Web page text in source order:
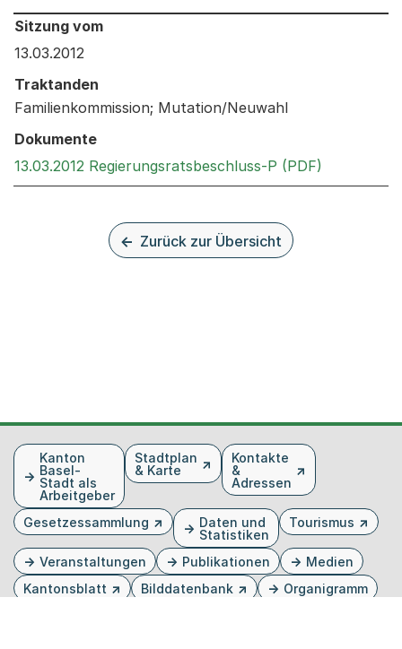
Behandelt an den folgenden Sitzungen: Informationen
Sitzung vom
13.03.2012
Traktanden
Familienkommission; Mutation/Neuwahl
Dokumente
13.03.2012 Regierungsratsbeschluss-P (PDF)
Zurück zur Übersicht
FusszeileKanton
Basel-
Stadt als
Arbeitgeber
Stadtplan
& Karte
Kontakte
&
Adressen
Gesetzessammlung
Daten und
Statistiken
Tourismus
Veranstaltungen Publikationen
Medien
Kantonsblatt
Bilddatenbank
Organigramm